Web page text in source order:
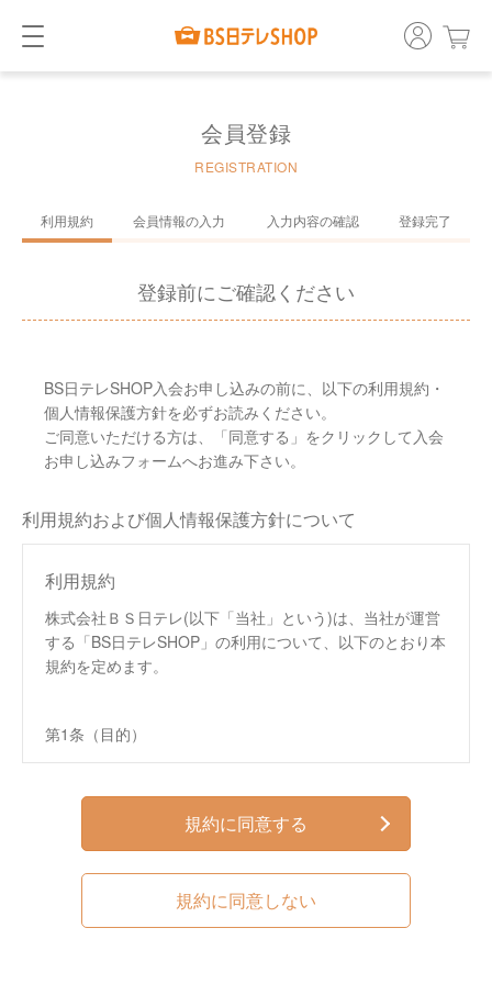
会員登録
REGISTRATION
利用規約 会員情報の入力 入力内容の確認 登録完了
登録前にご確認ください
BS日テレSHOP入会お申し込みの前に、以下の利用規約・
個人情報保護方針を必ずお読みください。
ご同意いただける方は、「同意する」をクリックして入会
お申し込みフォームへお進み下さい。
利用規約および個人情報保護方針について
利用規約
株式会社ＢＳ日テレ(以下「当社」という)は、当社が運営
する「BS日テレSHOP」の利用について、以下のとおり本
規約を定めます。
第1条（目的）
この規約は、株式会社ＢＳ日テレ（以下、「当社」と
いいます。）が運営する通信販売サイト「BS日テレ
SHOP」（以下、「本サイト」といいます。）におい
て提供するサービス（以下、「本サービス」といいま
この規約は、本サイトへのアクセス、本サービスの閲
覧、本サービスを通じた商品の購入などの利用を行っ
規約に同意する
規約に同意しない